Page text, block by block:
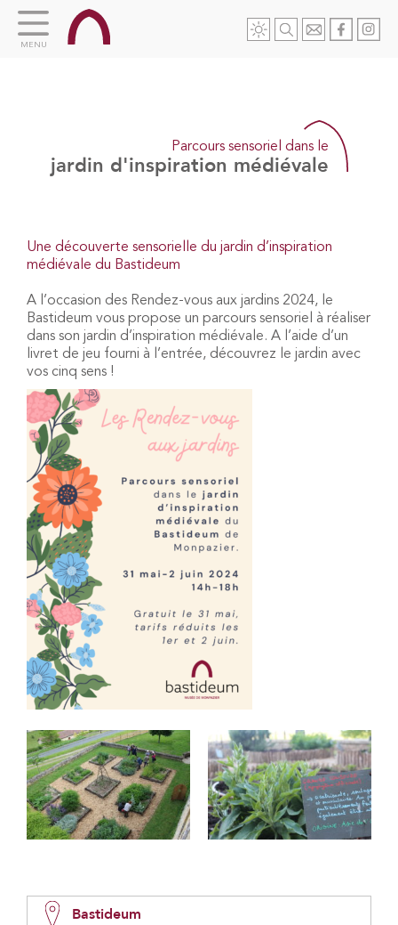
MENU
Parcours sensoriel dans le
jardin d'inspiration médiévale
Une découverte sensorielle du jardin d’inspiration
médiévale du Bastideum
A l’occasion des Rendez-vous aux jardins 2024, le
Bastideum vous propose un parcours sensoriel à réaliser
dans son jardin d’inspiration médiévale. A l’aide d’un
livret de jeu fourni à l’entrée, découvrez le jardin avec
vos cinq sens !
Bastideum